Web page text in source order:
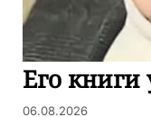
Его книги
06.08.2026